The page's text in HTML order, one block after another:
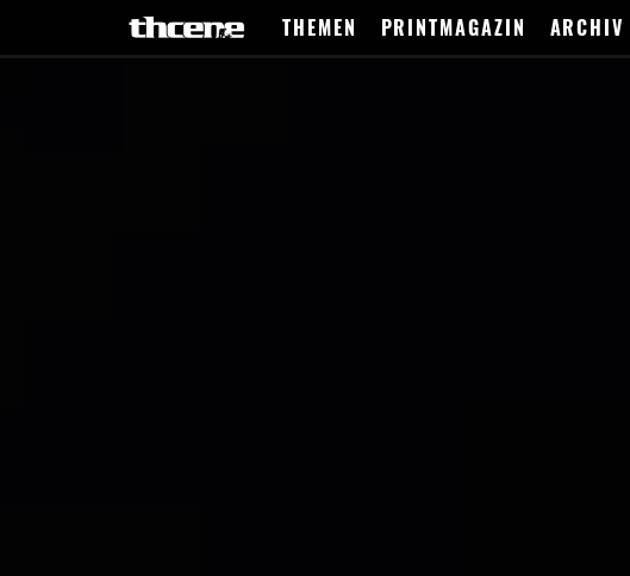
THEMEN PRINTMAGAZIN ARCHIV